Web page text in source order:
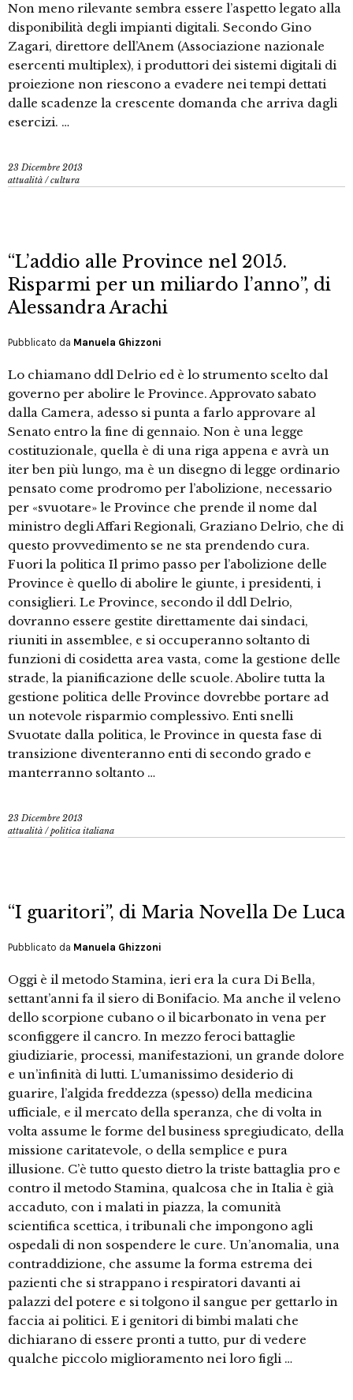
Non meno rilevante sembra essere l’aspetto legato alla
disponibilità degli impianti digitali. Secondo Gino
Zagari, direttore dell’Anem (Associazione nazionale
esercenti multiplex), i produttori dei sistemi digitali di
proiezione non riescono a evadere nei tempi dettati
dalle scadenze la crescente domanda che arriva dagli
esercizi. …
23 Dicembre 2013
attualità /cultura
“L’addio alle Province nel 2015.
Risparmi per un miliardo l’anno”, di
Alessandra Arachi
Pubblicato da Manuela Ghizzoni
Lo chiamano ddl Delrio ed è lo strumento scelto dal
governo per abolire le Province. Approvato sabato
dalla Camera, adesso si punta a farlo approvare al
Senato entro la fine di gennaio. Non è una legge
costituzionale, quella è di una riga appena e avrà un
iter ben più lungo, ma è un disegno di legge ordinario
pensato come prodromo per l’abolizione, necessario
per «svuotare» le Province che prende il nome dal
ministro degli Affari Regionali, Graziano Delrio, che di
questo provvedimento se ne sta prendendo cura.
Fuori la politica Il primo passo per l’abolizione delle
Province è quello di abolire le giunte, i presidenti, i
consiglieri. Le Province, secondo il ddl Delrio,
dovranno essere gestite direttamente dai sindaci,
riuniti in assemblee, e si occuperanno soltanto di
funzioni di cosidetta area vasta, come la gestione delle
strade, la pianificazione delle scuole. Abolire tutta la
gestione politica delle Province dovrebbe portare ad
un notevole risparmio complessivo. Enti snelli
Svuotate dalla politica, le Province in questa fase di
transizione diventeranno enti di secondo grado e
manterranno soltanto …
23 Dicembre 2013
attualità /politica italiana
“I guaritori”, di Maria Novella De Luca
Pubblicato da Manuela Ghizzoni
Oggi è il metodo Stamina, ieri era la cura Di Bella,
settant’anni fa il siero di Bonifacio. Ma anche il veleno
dello scorpione cubano o il bicarbonato in vena per
sconfiggere il cancro. In mezzo feroci battaglie
giudiziarie, processi, manifestazioni, un grande dolore
e un’infinità di lutti. L’umanissimo desiderio di
guarire, l’algida freddezza (spesso) della medicina
ufficiale, e il mercato della speranza, che di volta in
volta assume le forme del business spregiudicato, della
missione caritatevole, o della semplice e pura
illusione. C’è tutto questo dietro la triste battaglia pro e
contro il metodo Stamina, qualcosa che in Italia è già
accaduto, con i malati in piazza, la comunità
scientifica scettica, i tribunali che impongono agli
ospedali di non sospendere le cure. Un’anomalia, una
contraddizione, che assume la forma estrema dei
pazienti che si strappano i respiratori davanti ai
palazzi del potere e si tolgono il sangue per gettarlo in
faccia ai politici. E i genitori di bimbi malati che
dichiarano di essere pronti a tutto, pur di vedere
qualche piccolo miglioramento nei loro figli …